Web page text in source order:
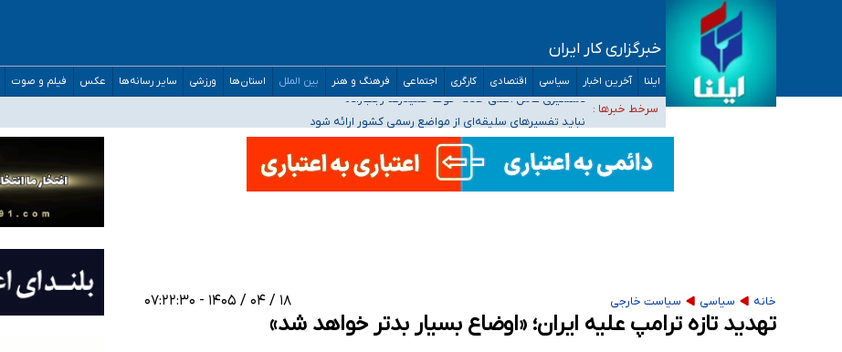
خبرگزاری کار ایران
ایلنا آخرین اخبار سیاسی اقتصادی کارگری اجتماعی فرهنگ و هنر بین الملل استان‌ها ورزشی سایر رسانه‌ها عکس فیلم و صوت
سرخط خبرها :
آمار خودکشی نسبت به سال‌های قبل افزایش نیافته است
دستگیری عامل اصلی حادثه فوت حمیدرضا رجب‌زاده
«زیرمیزی» برای داوطلبان پزشکی سراب است/ دریافت‌های غیرمتعارف در شأن پزشکی و کشورمان نیست/ نظام سلامت جلوی این رویه را بگیرد
ضرورت آموزش حریم خصوصی در فضای آنلاین در مدارس/ هزینه‌های سنگین اجتماعی انتشار تصاویر خصوصی برای قربانیان/ سوءاستفاده
مجرمان از ترس رسوایی
خانه سیاسی سیاست خارجی ۱۸ / ۰۴ / ۱۴۰۵ - ۰۷:۲۲:۳۰
تهدید تازه ترامپ علیه ایران؛ «اوضاع بسیار بدتر خواهد شد»